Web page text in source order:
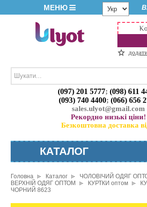
МЕНЮ
(097) 201 5777;(098) 611
(093) 740 4400;(066) 656
sales.ulyot@gmail.com
Рекордно низькі ціни!
Безкоштовна доставка
КАТАЛОГ
Головна Каталог ЧОЛОВІЧИЙ ОДЯГ
ВЕРХНІЙ ОДЯГ ОПТОМ
КУРТКИ оптом
ЧОРНИЙ 8623